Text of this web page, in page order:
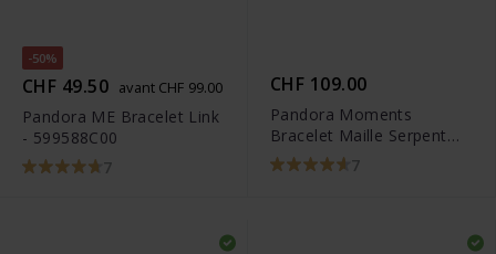
-50%
CHF 49.50 avant CHF 99.00
Pandora ME Bracelet Link
- 599588C00
7
CHF 109.00
Pandora Moments
Bracelet Maille Serpent
Fermoir Papillon -
590782C01
7